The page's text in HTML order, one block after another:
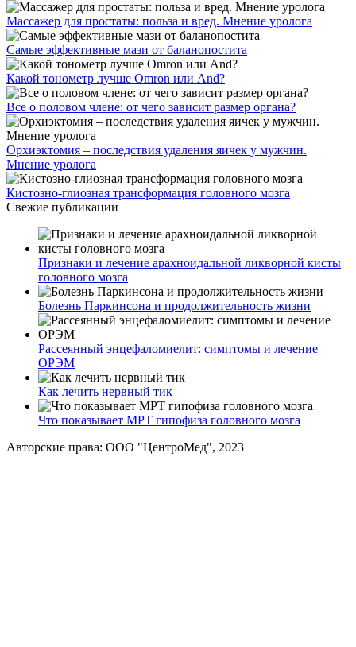
Массажер для простаты: польза и вред. Мнение уролога
Самые эффективные мази от баланопостита
Какой тонометр лучше Omron или And?
Все о половом члене: от чего зависит размер органа?
Орхиэктомия – последствия удаления яичек у мужчин.
Мнение уролога
Кистозно-глиозная трансформация головного мозга
Свежие публикации
Признаки и лечение арахноидальной ликворной кисты
головного мозга
Болезнь Паркинсона и продолжительность жизни
Рассеянный энцефаломиелит: симптомы и лечение
ОРЭМ
Как лечить нервный тик
Что показывает МРТ гипофиза головного мозга
Авторские права: ООО "ЦентроМед", 2023